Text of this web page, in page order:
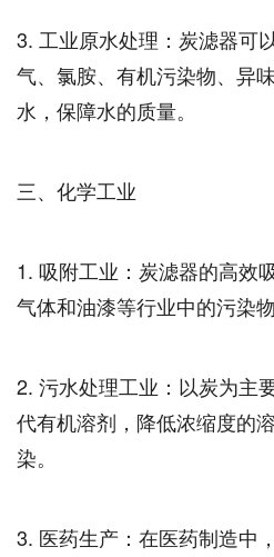
3. 工业原水处理：炭滤器可
气、氯胺、有机污染物、异
水，保障水的质量。
三、化学工业
1. 吸附工业：炭滤器的高效
气体和油漆等行业中的污染物
2. 污水处理工业：以炭为主
代有机溶剂，降低浓缩度的
染。
3. 医药生产：在医药制造中